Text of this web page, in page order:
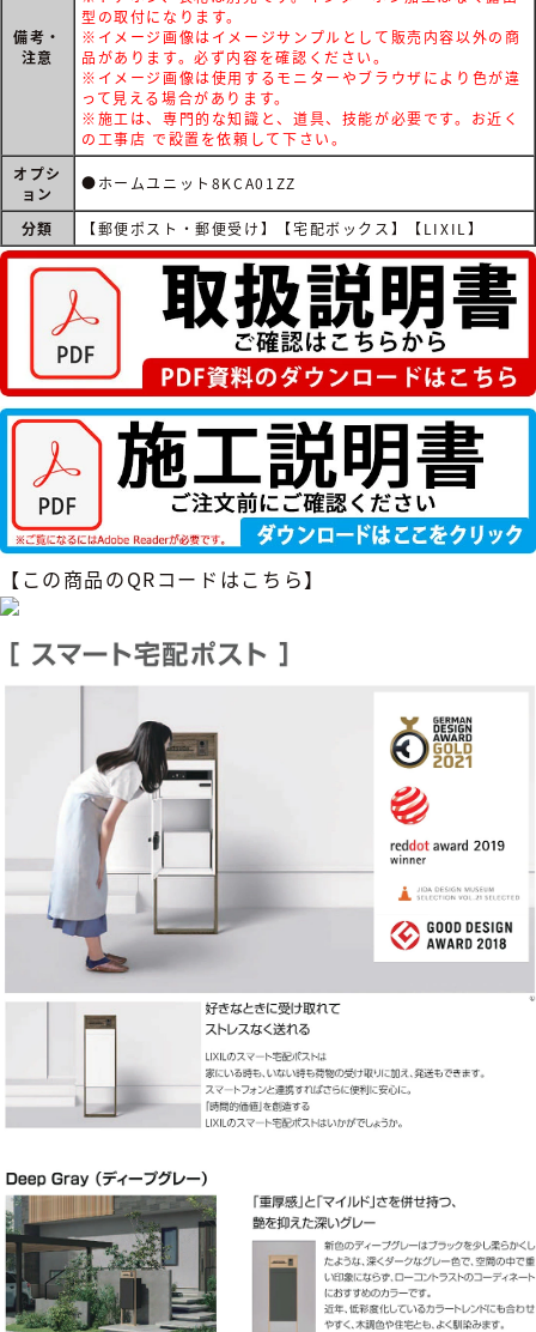
備考・
注意
型の取付になります。
※イメージ画像はイメージサンプルとして販売内容以外の商
品があります。必ず内容を確認ください。
※イメージ画像は使用するモニターやブラウザにより色が違
って見える場合があります。
※施工は、専門的な知識と、道具、技能が必要です。お近く
の工事店 で設置を依頼して下さい。
オプシ
ョン
●ホームユニット8KCA01ZZ
分類 【郵便ポスト・郵便受け】【宅配ボックス】【LIXIL】
【この商品のQRコードはこちら】